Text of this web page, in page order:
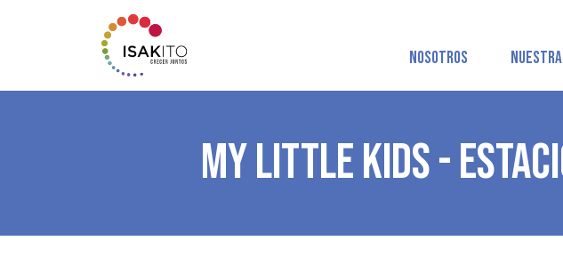
NOSOTROS
MY LITTLE KIDS -